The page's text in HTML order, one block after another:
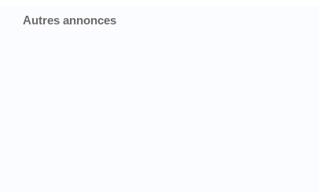
Autres annonces